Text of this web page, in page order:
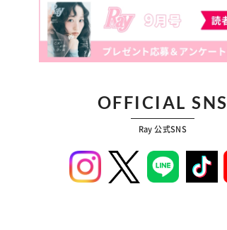
OFFICIAL SNS
Ray 公式SNS